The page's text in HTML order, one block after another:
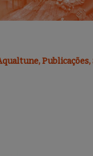
,Publicações,